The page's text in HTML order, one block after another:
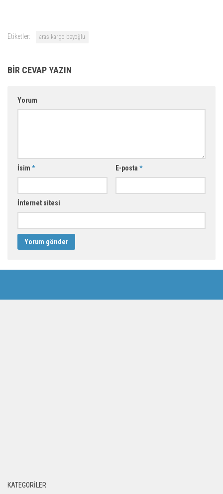
Etiketler: aras kargo beyoğlu
BIR CEVAP YAZIN
Yorum
İsim * E-posta *
İnternet sitesi
KATEGORILER